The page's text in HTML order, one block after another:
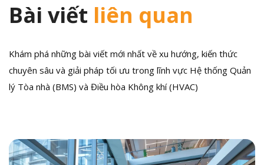
Bài viết liên quan
Khám phá những bài viết mới nhất về xu hướng, kiến thức
chuyên sâu và giải pháp tối ưu trong lĩnh vực Hệ thống Quản
lý Tòa nhà (BMS) và Điều hòa Không khí (HVAC)